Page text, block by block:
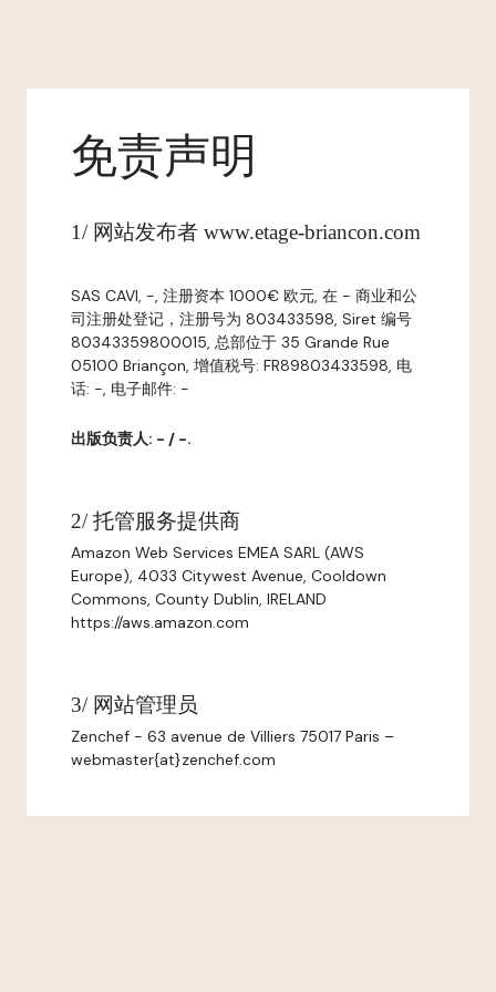
免责声明
1/ 网站发布者 www.etage-briancon.com
SAS CAVI, -, 注册资本 1000€ 欧元, 在 - 商业和公
司注册处登记，注册号为 803433598, Siret 编号
80343359800015, 总部位于 35 Grande Rue
05100 Briançon, 增值税号: FR89803433598, 电
话: -, 电子邮件: -
出版负责人: - / -.
2/ 托管服务提供商
Amazon Web Services EMEA SARL (AWS
Europe), 4033 Citywest Avenue, Cooldown
Commons, County Dublin, IRELAND
https://aws.amazon.com
3/ 网站管理员
Zenchef - 63 avenue de Villiers 75017 Paris –
webmaster{at}zenchef.com